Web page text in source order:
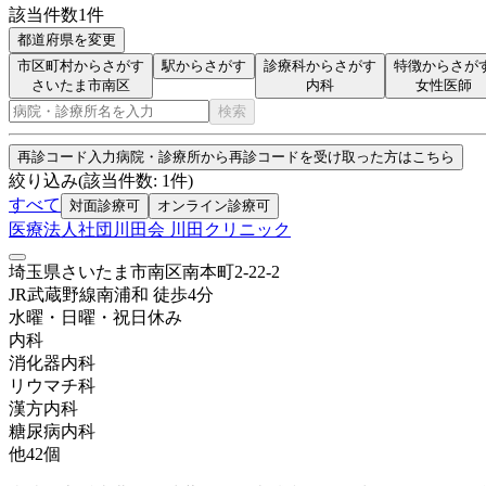
該当件数1件
都道府県を変更
市区町村からさがす
さいたま市南区
駅からさがす
診療科からさがす
内科
特徴からさが
女性医師
検索
再診コード入力病院・診療所から再診コードを受け取った方はこちら
絞り込み(該当件数: 1件)
すべて
対面診療可 オンライン診療可
医療法人社団川田会 川田クリニック
埼玉県さいたま市南区南本町2-22-2
JR武蔵野線南浦和 徒歩4分
水曜・日曜・祝日 休み
内科
消化器内科
リウマチ科
漢方内科
糖尿病内科
他42個